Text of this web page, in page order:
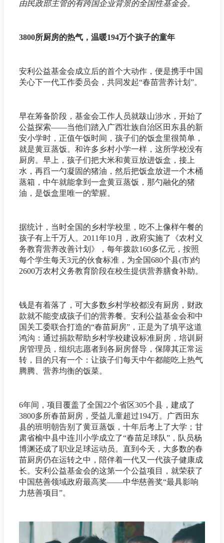
由民政部主管的有跨国企业背景的全国性基金会。
3800所厨房的热气，温暖194万个孩子的童年
安利公益基金会成立后的首个大动作，便是携手中国
关心下一代工作委员会，共同发起“春苗营养计划”。
早在筹备阶段，基金会工作人员就跋山涉水，开始了
公益探索——当他们踏入广西壮族自治区田东县的新
安小学时，正值午饭时间，孩子们的饭盒里很简单，
就是黄豆蒸饭。和许多乡村小学一样，这所学校没有
厨房。早上，孩子们把大米和黄豆放进饭盒，接上
水，再舀一勺凝固的猪油，然后把饭盒放进一个木桶
蒸箱，中午就能拿到一盒黄豆蒸饭，那勺融化的猪
油，是饭盒里唯一的荤腥。
据统计，当时全国的乡村学校里，吃不上像样午餐的
孩子有上千万人。2011年10月，政府实施了《农村义
务教育营养改善计划》，每年拨款160多亿元，按照
每个学生每天3元的伙食标准，为全国680个县(市)约
2600万农村义务教育阶段在校生提供营养膳食补助。
钱是有着落了，可大多数乡村学校都没有厨房，财政
款就不能变成孩子们的营养餐。安利公益基金会和中
国关工委联合打造的“春苗厨房”，正是为了填平这道
鸿沟：通过捐款帮助乡村学校建设标准厨房，培训厨
房管理员，组织志愿者到各厨房督导，保障其正常运
转，目的只有一个：让孩子们每天中午都能吃上热气
腾腾、营养均衡的饭菜。
6年间，项目覆盖了全国22个省区305个县，建成了
3800多所春苗厨房，受益儿童超过194万。广西田东
县的班明朝告别了黄豆蒸饭，十年后考上了大学；甘
肃省榆中县中连川小学成立了“春苗足球队”，队员杨
博渊还成了职业足球运动员。直到今天，大多数的春
苗厨房仍在运转之中，陪伴着一代又一代孩子健康成
长。安利公益基金会的这第一个公益项目，就荣获了
中国慈善领域政府最高奖——中华慈善奖“最具影响
力慈善项目”。